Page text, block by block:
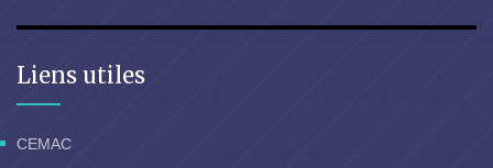
Liens utiles
CEMAC